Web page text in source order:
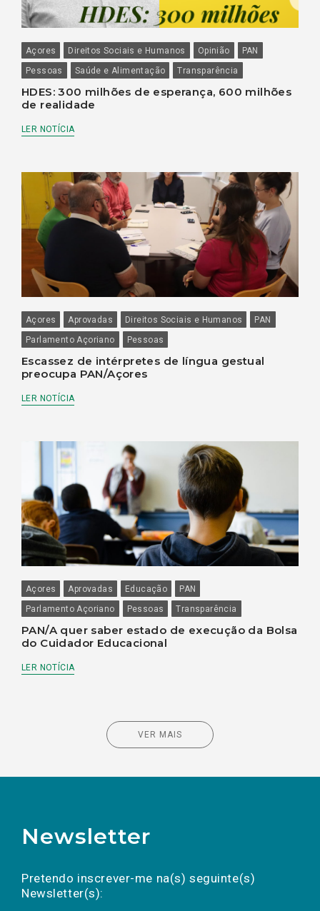
Açores Direitos Sociais e Humanos Opinião
PAN
Pessoas
Saúde e Alimentação Transparência
HDES: 300 milhões de esperança, 600 milhões
de realidade
LER NOTÍCIA
Açores Aprovadas Direitos Sociais e Humanos
PAN
Parlamento Açoriano
Pessoas
Escassez de intérpretes de língua gestual
preocupa PAN/Açores
LER NOTÍCIA
Açores Aprovadas Educação
PAN
Parlamento Açoriano
Pessoas Transparência
PAN/A quer saber estado de execução da Bolsa
do Cuidador Educacional
LER NOTÍCIA
VER MAIS
Newsletter
Pretendo inscrever-me na(s) seguinte(s)
Newsletter(s):
a(s) newsletter(s).
mail